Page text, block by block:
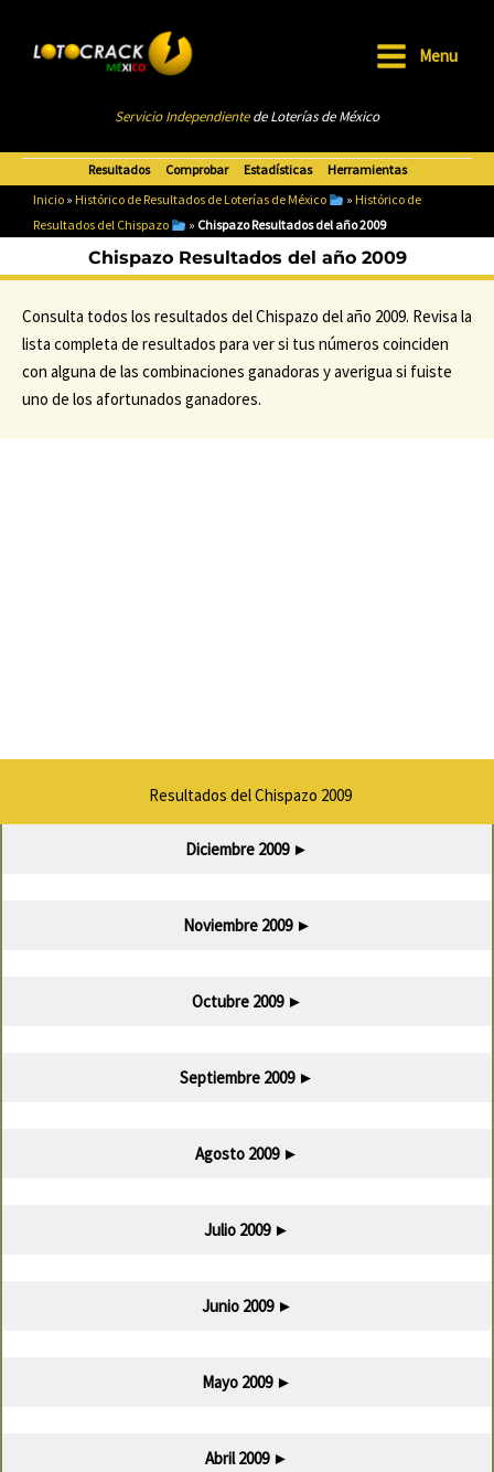
Main
Menu
Menu
Servicio Independientede Loterías de México
Resultados Comprobar Estadísticas
Herramientas
Inicio » Histórico de Resultados de Loterías de México » Histórico de
Resultados del Chispazo
» Chispazo Resultados del año 2009
Chispazo Resultados del año 2009
Consulta todos los resultados del Chispazo del año 2009. Revisa la
lista completa de resultados para ver si tus números coinciden
con alguna de las combinaciones ganadoras y averigua si fuiste
uno de los afortunados ganadores.
Resultados del Chispazo 2009
Diciembre 2009 ►
Noviembre 2009 ►
Octubre 2009 ►
Septiembre 2009 ►
Agosto 2009 ►
Julio 2009 ►
Junio 2009 ►
Mayo 2009 ►
Abril 2009 ►